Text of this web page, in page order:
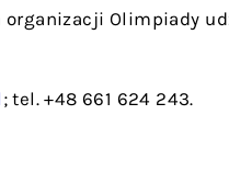
Olimpiady
; tel. +48 661 624 243.